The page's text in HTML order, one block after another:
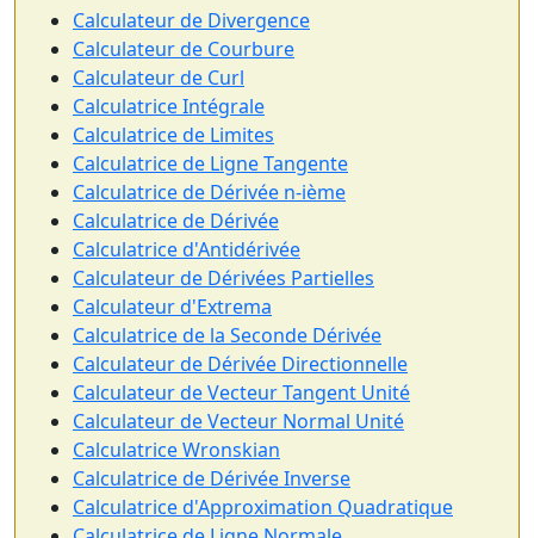
Calculateur de Divergence
Calculateur de Courbure
Calculateur de Curl
Calculatrice Intégrale
Calculatrice de Limites
Calculatrice de Ligne Tangente
Calculatrice de Dérivée n-ième
Calculatrice de Dérivée
Calculatrice d'Antidérivée
Calculateur de Dérivées Partielles
Calculateur d'Extrema
Calculatrice de la Seconde Dérivée
Calculateur de Dérivée Directionnelle
Calculateur de Vecteur Tangent Unité
Calculateur de Vecteur Normal Unité
Calculatrice Wronskian
Calculatrice de Dérivée Inverse
Calculatrice d'Approximation Quadratique